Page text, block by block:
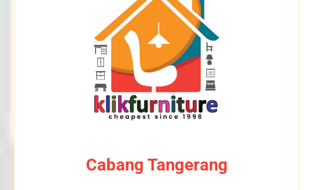
Cabang Tangerang